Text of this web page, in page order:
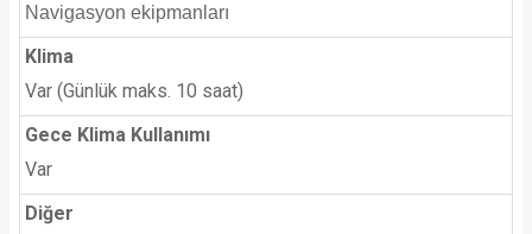
Navigasyon ekipmanları
Klima
Var (Günlük maks. 10 saat)
Gece Klima Kullanımı
Var
Diğer